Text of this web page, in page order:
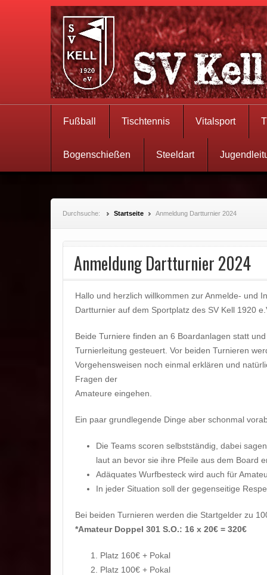
Fußball Tischtennis Vitalsport
Bogenschießen Steeldart
Durchsuche: Startseite Anmeldung Dartturnier 2024
Anmeldung Dartturnier 2024
Hallo und herzlich willkommen zur Anmelde- und
Dartturnier auf dem Sportplatz des SV Kell 1920
Beide Turniere finden an 6 Boardanlagen statt
Turnierleitung gesteuert. Vor beiden Turnieren
Vorgehensweisen noch einmal erklären und
Fragen der
Amateure eingehen.
Ein paar grundlegende Dinge aber schonmal
Die Teams scoren selbstständig, dabei
laut an bevor sie ihre Pfeile aus dem Board
Adäquates Wurfbesteck wird auch für
In jeder Situation soll der gegenseitige
Bei beiden Turnieren werden die Startgelder zu
*Amateur Doppel 301 S.O.: 16 x 20€ = 320€
Platz 160€ + Pokal
Platz 100€ + Pokal